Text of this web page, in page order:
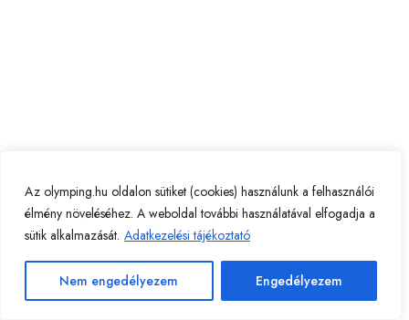
Az olymping.hu oldalon sütiket (cookies) használunk a felhasználói
élmény növeléséhez. A weboldal további használatával elfogadja a
sütik alkalmazását. Adatkezelési tájékoztató
Nem engedélyezem Engedélyezem